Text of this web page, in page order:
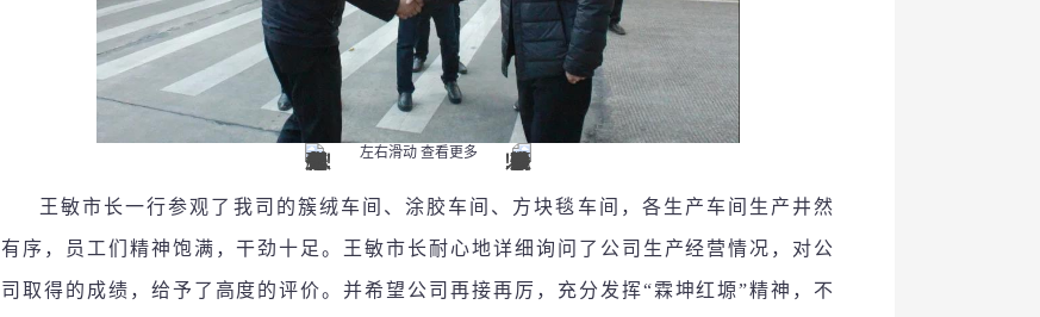
左右滑动 查看更多
王敏市长一行参观了我司的簇绒车间、涂胶车间、方块毯车间，各生产车间生产井然
有序，员工们精神饱满，干劲十足。王敏市长耐心地详细询问了公司生产经营情况，对公
司取得的成绩，给予了高度的评价。并希望公司再接再厉，充分发挥“霖坤红塬”精神，不